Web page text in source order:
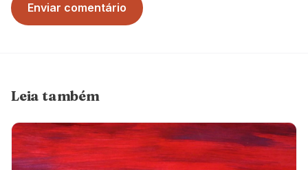
Enviar comentário
Leia também